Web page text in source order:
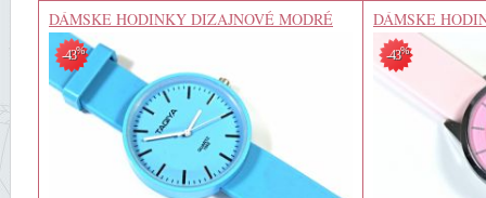
DÁMSKE HODINKY DIZAJNOVÉ MODRÉ
-43%
DÁMSKE
-43%